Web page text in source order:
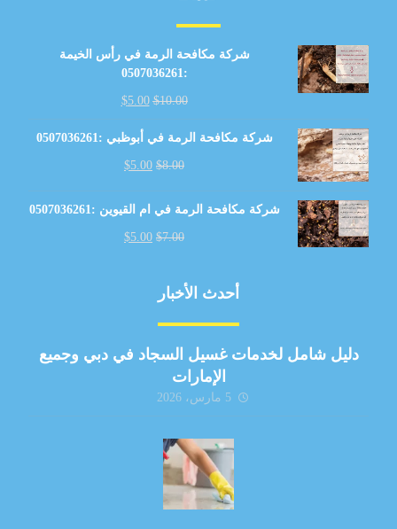
شركة مكافحة الرمة في رأس الخيمة
:0507036261
$10.00
$5.00
شركة مكافحة الرمة في أبوظبي :0507036261
$8.00
$5.00
شركة مكافحة الرمة في ام القيوين :0507036261
$7.00
$5.00
أحدث الأخبار
دليل شامل لخدمات غسيل السجاد في دبي وجميع
الإمارات
5 مارس، 2026